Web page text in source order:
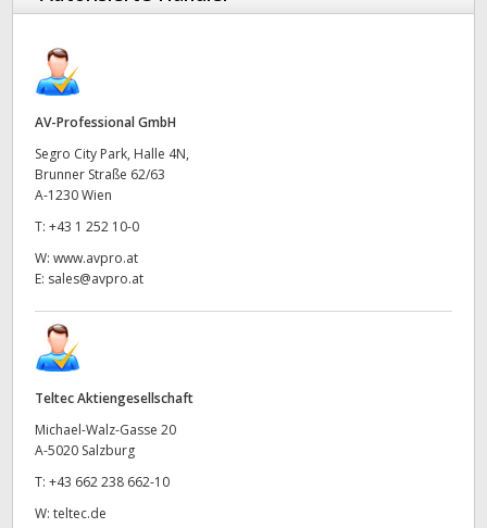
Poland
South Africa
Spain
Chinese Taipei
Ukraine
United Kingdom
AV-Professional GmbH
Segro City Park, Halle 4N,
Brunner Straße 62/63
A-1230 Wien
T: +43 1 252 10-0
W: www.avpro.at
E: sales@avpro.at
Teltec Aktiengesellschaft
Michael-Walz-Gasse 20
A-5020 Salzburg
T: +43 662 238 662-10
W: teltec.de